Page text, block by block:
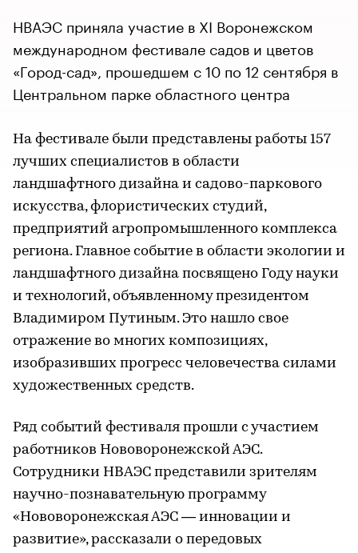
НВАЭС приняла участие в XI Воронежском
международном фестивале садов и цветов
«Город-сад», прошедшем с 10 по 12 сентября в
Центральном парке областного центра
На фестивале были представлены работы 157
лучших специалистов в области
ландшафтного дизайна и садово-паркового
искусства, флористических студий,
предприятий агропромышленного комплекса
региона. Главное событие в области экологии и
ландшафтного дизайна посвящено Году науки
и технологий, объявленному президентом
Владимиром Путиным. Это нашло свое
отражение во многих композициях,
изобразивших прогресс человечества силами
художественных средств.
Ряд событий фестиваля прошли с участием
работников Нововоронежской АЭС.
Сотрудники НВАЭС представили зрителям
научно-познавательную программу
«Нововоронежская АЭС — инновации и
развитие», рассказали о передовых